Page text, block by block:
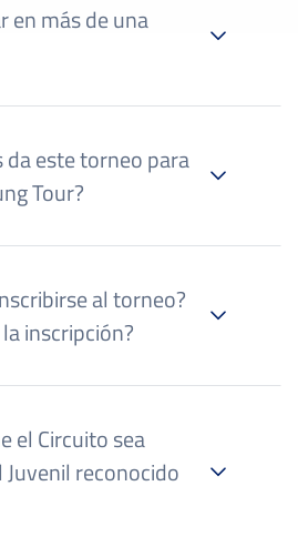
en más de una
este torneo para
Tour?
puntos
puntos
al torneo?
inscripción?
el Circuito sea
reconocido